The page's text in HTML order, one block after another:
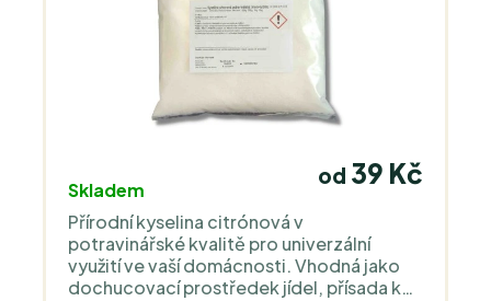
Skladem
od 39 Kč
Přírodní kyselina citrónová v
potravinářské kvalitě pro univerzální
využití ve vaší domácnosti. Vhodná jako
dochucovací prostředek jídel, přísada ke